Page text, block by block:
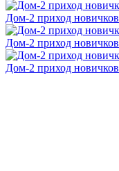
Дом-2 приход
Дом-2 приход
Дом-2 приход